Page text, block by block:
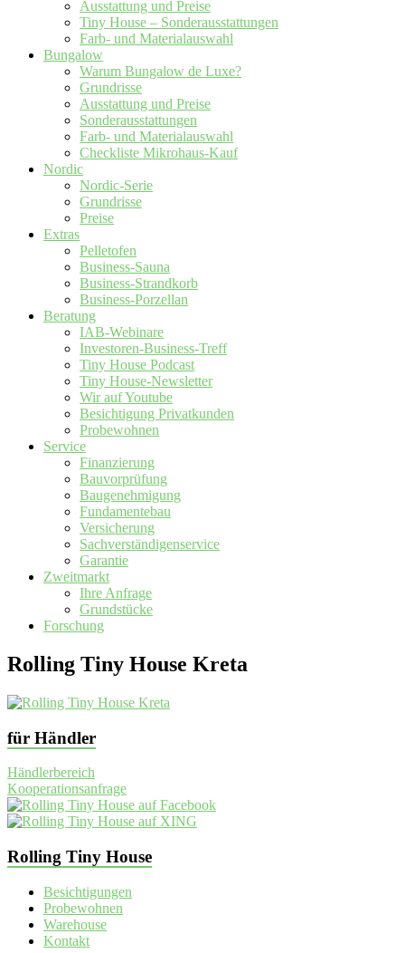
Ausstattung und Preise
Tiny House – Sonderausstattungen
Farb- und Materialauswahl
Bungalow
Warum Bungalow de Luxe?
Grundrisse
Ausstattung und Preise
Sonderausstattungen
Farb- und Materialauswahl
Checkliste Mikrohaus-Kauf
Nordic
Nordic-Serie
Grundrisse
Preise
Extras
Pelletofen
Business-Sauna
Business-Strandkorb
Business-Porzellan
Beratung
IAB-Webinare
Investoren-Business-Treff
Tiny House Podcast
Tiny House-Newsletter
Wir auf Youtube
Besichtigung Privatkunden
Probewohnen
Service
Finanzierung
Bauvorprüfung
Baugenehmigung
Fundamentebau
Versicherung
Sachverständigenservice
Garantie
Zweitmarkt
Ihre Anfrage
Grundstücke
Forschung
Rolling Tiny House Kreta
für Händler
Händlerbereich
Kooperationsanfrage
Rolling Tiny House
Besichtigungen
Probewohnen
Warehouse
Kontakt